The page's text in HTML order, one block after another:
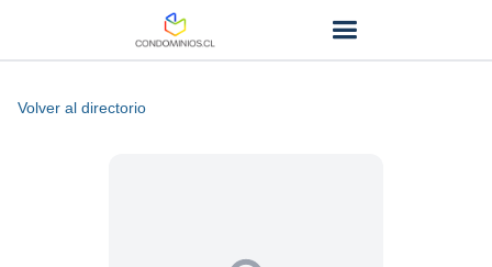
Volver al directorio